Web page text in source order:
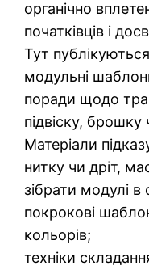
органічно
початківців і
Тут
модульні
поради щодо
підвіску,
Матеріали
нитку чи дріт,
зібрати модулі в
покрокові
кольорів;
техніки